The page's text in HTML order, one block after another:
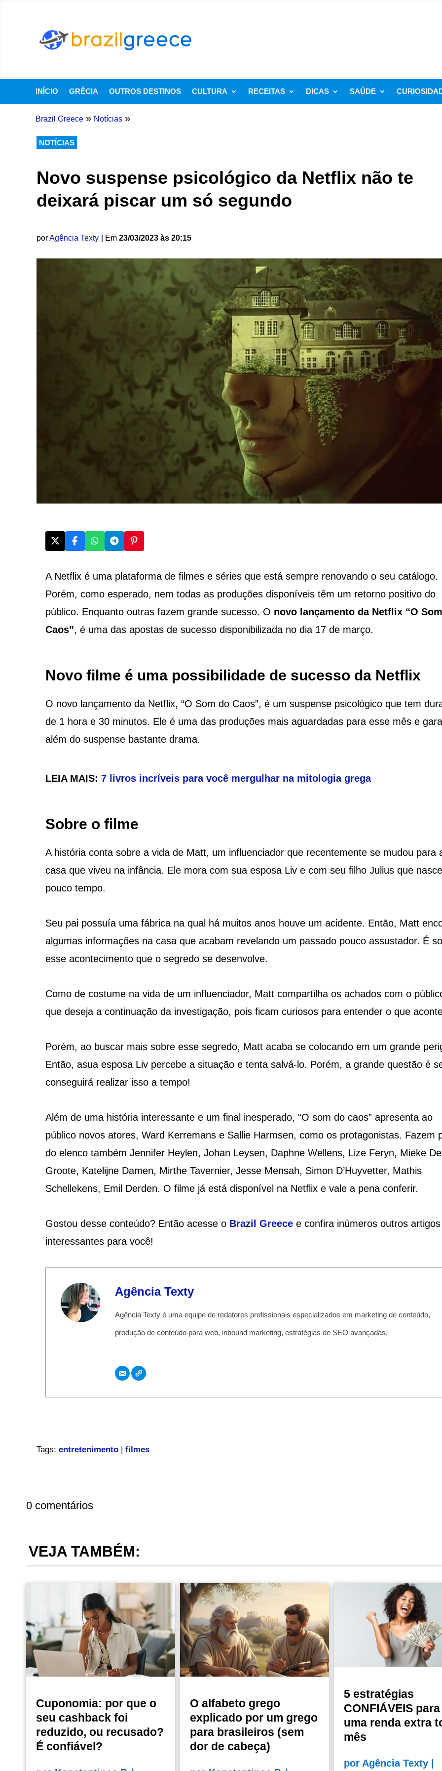
INÍCIO GRÉCIA OUTROS DESTINOS CULTURA RECEITAS DICAS SAÚDE
Brazil Greece » Notícias »
NOTÍCIAS
Novo suspense psicológico da Netflix não te
deixará piscar um só segundo
porAgência Texty | Em 23/03/2023 às 20:15
A Netflix é uma plataforma de filmes e séries que está sempre renovando o seu catálogo.
Porém, como esperado, nem todas as produções disponíveis têm um retorno positivo do
público. Enquanto outras fazem grande sucesso. O novo lançamento da Netflix “O
Caos”, é uma das apostas de sucesso disponibilizada no dia 17 de março.
Novo filme é uma possibilidade de sucesso da Netflix
O novo lançamento da Netflix, “O Som do Caos”, é um suspense psicológico que tem
de 1 hora e 30 minutos. Ele é uma das produções mais aguardadas para esse mês e
além do suspense bastante drama.
LEIA MAIS: 7 livros incríveis para você mergulhar na mitologia grega
Sobre o filme
A história conta sobre a vida de Matt, um influenciador que recentemente se mudou para
casa que viveu na infância. Ele mora com sua esposa Liv e com seu filho Julius que
pouco tempo.
Seu pai possuía uma fábrica na qual há muitos anos houve um acidente. Então, Matt
algumas informações na casa que acabam revelando um passado pouco assustador. É
esse acontecimento que o segredo se desenvolve.
Como de costume na vida de um influenciador, Matt compartilha os achados com o
que deseja a continuação da investigação, pois ficam curiosos para entender o que
Porém, ao buscar mais sobre esse segredo, Matt acaba se colocando em um grande
Então, asua esposa Liv percebe a situação e tenta salvá-lo. Porém, a grande questão é
conseguirá realizar isso a tempo!
Além de uma história interessante e um final inesperado, “O som do caos” apresenta ao
público novos atores, Ward Kerremans e Sallie Harmsen, como os protagonistas. Fazem
do elenco também Jennifer Heylen, Johan Leysen, Daphne Wellens, Lize Feryn, Mieke De
Groote, Katelijne Damen, Mirthe Tavernier, Jesse Mensah, Simon D’Huyvetter, Mathis
Schellekens, Emil Derden. O filme já está disponível na Netflix e vale a pena conferir.
Gostou desse conteúdo? Então acesse o Brazil Greecee confira inúmeros outros artigos
interessantes para você!
Agência Texty
Agência Texty é uma equipe de redatores profissionais especializados em marketing de conteúdo,
produção de conteúdo para web, inbound marketing, estratégias de SEO avançadas.
Tags: entretenimento| filmes
0 comentários
VEJA TAMBÉM:
Cuponomia: por que o
seu cashback foi
reduzido, ou recusado?
É confiável?
O alfabeto grego
explicado por um grego
para brasileiros (sem
dor de cabeça)
5 estratégias
CONFIÁVEIS
uma renda extra
mês
por Agência Texty|